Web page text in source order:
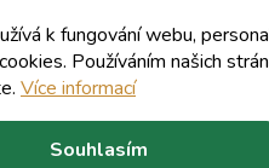
k fungování webu,
Používáním našich
Více informací
Souhlasím
36,62 Kč (-41%)